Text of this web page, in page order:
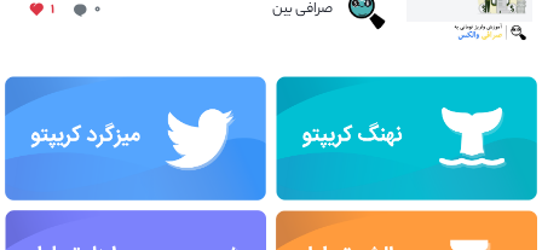
صرافی بین ۰ ۱